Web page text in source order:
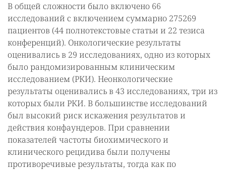
В общей сложности было включено 66
исследований с включением суммарно 275269
пациентов (44 полнотекстовые статьи и 22 тезиса
конференций). Онкологические результаты
оценивались в 29 исследованиях, одно из которых
было рандомизированным клиническим
исследованием (РКИ). Неонкологические
результаты оценивались в 43 исследованиях, три из
которых были РКИ. В большинстве исследований
был высокий риск искажения результатов и
действия конфаундеров. При сравнении
показателей частоты биохимического и
клинического рецидива были получены
противоречивые результаты, тогда как по